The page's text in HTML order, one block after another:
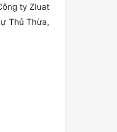
ty Zluat
Thủ Thừa,